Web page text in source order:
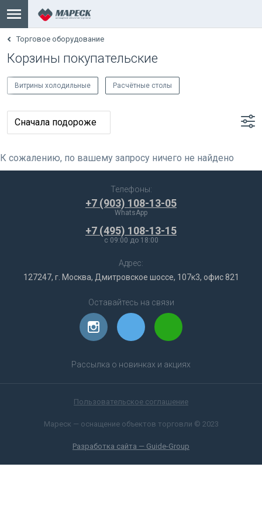
Торговое оборудование
Корзины покупательские
Витрины холодильные Расчётные столы
К сожалению, по вашему запросу ничего не найдено
Телефоны:
+7 (903) 108-13-05
WhatsApp
+7 (495) 108-13-15
c 09:00 до 18:00
Адрес:
127247, г. Москва, Дмитровское шоссе, 107к3, офис 821
Оставайтесь на связи
Рассылка о новинках и акциях
Пользовательское соглашение
Мареск — оснащение объектов торговли © 2023
Разработка сайта — Guide-Group